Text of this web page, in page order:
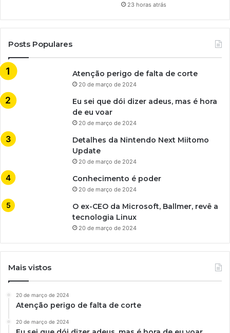
23 horas atrás
Posts Populares
Atenção perigo de falta de corte
20 de março de 2024
Eu sei que dói dizer adeus, mas é hora
de eu voar
20 de março de 2024
Detalhes da Nintendo Next Miitomo
Update
20 de março de 2024
Conhecimento é poder
20 de março de 2024
O ex-CEO da Microsoft, Ballmer, revê a
tecnologia Linux
20 de março de 2024
Mais vistos
20 de março de 2024
Atenção perigo de falta de corte
20 de março de 2024